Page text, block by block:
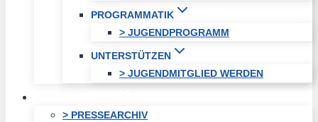
PROGRAMMATIK
> JUGENDPROGRAMM
UNTERSTÜTZEN
> JUGENDMITGLIED WERDEN
> PRESSEARCHIV